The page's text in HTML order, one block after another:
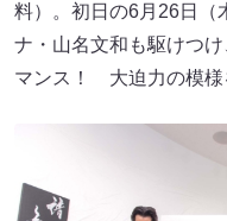
料）。初日の6月26日（
ナ・山名文和も駆けつ
マンス！ 大迫力の模様